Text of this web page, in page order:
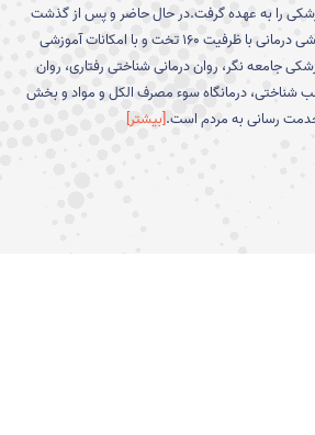
را به عهده گرفت.در حال حاضر و پس از گذشت
سی و پنج سال، این مرکز آموزشی درمانی با ظرفیت 160 تخت و با امکانات آموزشی
جامعه نگر، روان درمانی شناختی رفتاری، روان
شناختی، درمانگاه سوء مصرف الکل و مواد و بخش
رسانی به مردم است.[بیشتر]